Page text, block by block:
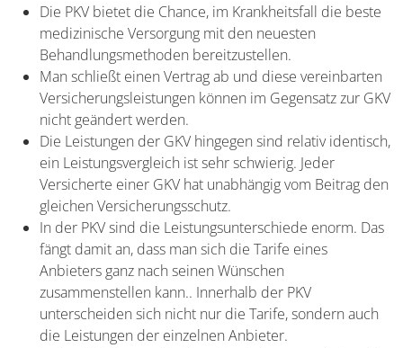
Die PKV bietet die Chance, im Krankheitsfall die beste
medizinische Versorgung mit den neuesten
Behandlungsmethoden bereitzustellen.
Man schließt einen Vertrag ab und diese vereinbarten
Versicherungsleistungen können im Gegensatz zur GKV
nicht geändert werden.
Die Leistungen der GKV hingegen sind relativ identisch,
ein Leistungsvergleich ist sehr schwierig. Jeder
Versicherte einer GKV hat unabhängig vom Beitrag den
gleichen Versicherungsschutz.
In der PKV sind die Leistungsunterschiede enorm. Das
fängt damit an, dass man sich die Tarife eines
Anbieters ganz nach seinen Wünschen
zusammenstellen kann.. Innerhalb der PKV
unterscheiden sich nicht nur die Tarife, sondern auch
die Leistungen der einzelnen Anbieter.